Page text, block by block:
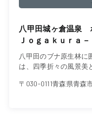
八甲田城ヶ倉温泉
Ｊｏｇａｋｕｒａ－
八甲田のブナ原生林に
は、四季折々の風景美
〒030-0111青森県青森